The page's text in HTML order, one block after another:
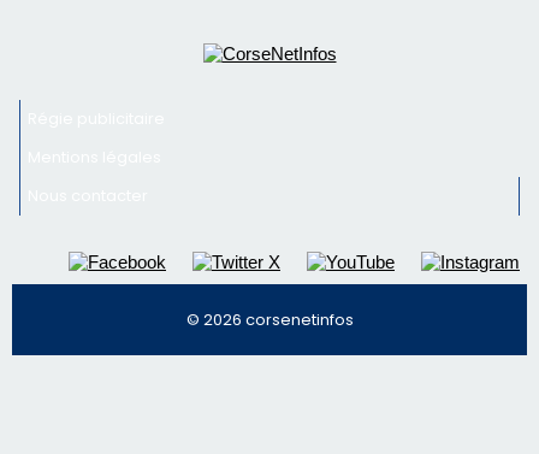
© 2026 corsenetinfos